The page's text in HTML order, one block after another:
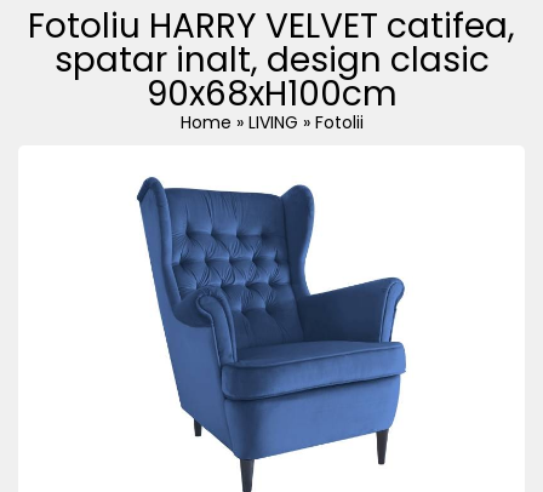
Fotoliu HARRY VELVET catifea,
spatar inalt, design clasic
90x68xH100cm
Home » LIVING » Fotolii